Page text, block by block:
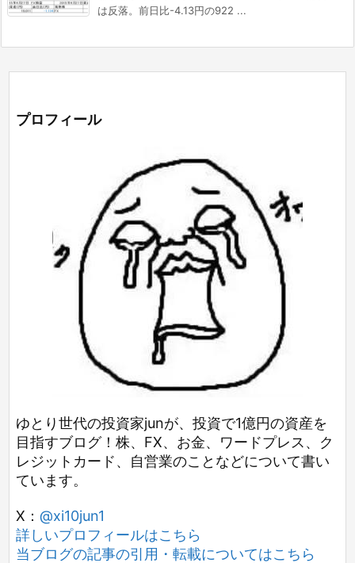
は反落。前日比-4.13円の922 ...
プロフィール
ゆとり世代の投資家junが、投資で1億円の資産を
目指すブログ！株、FX、お金、ワードプレス、ク
レジットカード、自営業のことなどについて書い
ています。
X： @xi10jun1
詳しいプロフィールはこちら
当ブログの記事の引用・転載についてはこちら